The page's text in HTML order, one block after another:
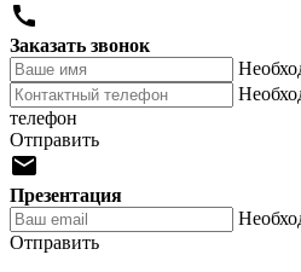

Заказать звонок
телефон
Отправить

Презентация
Отправить